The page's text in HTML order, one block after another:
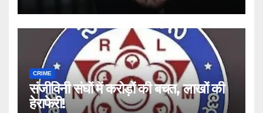
CRIME
संजीविनी संघों में करोड़ों की बचत, लाखों की
हेराफेरी!